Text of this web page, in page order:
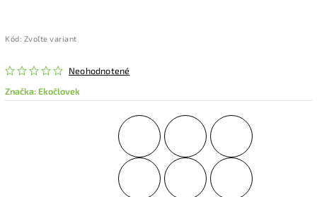
Kód: Zvoľte variant
Neohodnotené
Značka: Ekočlovek